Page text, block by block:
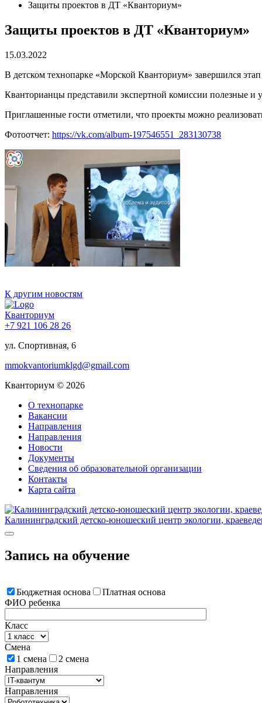
Защиты проектов в ДТ «Кванториум»
Защиты проектов в ДТ «Кванториум»
15.03.2022
В детском технопарке «Морской Кванториум» завершился
Кванторианцы представили экспертной комиссии полезные и
Приглашенные гости отметили, что проекты можно
Фотоотчет: https://vk.com/album-197546551_283130738
К другим новостям
Кванториум
+7 921 106 28 26
ул. Спортивная, 6
mmokvantoriumklgd@gmail.com
Кванториум © 2026
О технопарке
Вакансии
Направления
Направления
Новости
Документы
Сведения об образовательной организации
Контакты
Карта сайта
Калининградский детско-юношеский центр экологии,
Запись на обучение
Бюджетная основа
Платная основа
ФИО ребенка
Класс
Смена
1 смена
2 смена
Направления
Направления